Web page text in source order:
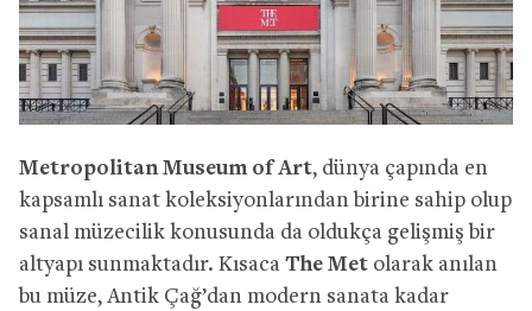
Metropolitan Museum of Art, dünya çapında en
kapsamlı sanat koleksiyonlarından birine sahip olup
sanal müzecilik konusunda da oldukça gelişmiş bir
altyapı sunmaktadır. Kısaca The Met olarak anılan
bu müze, Antik Çağ’dan modern sanata kadar